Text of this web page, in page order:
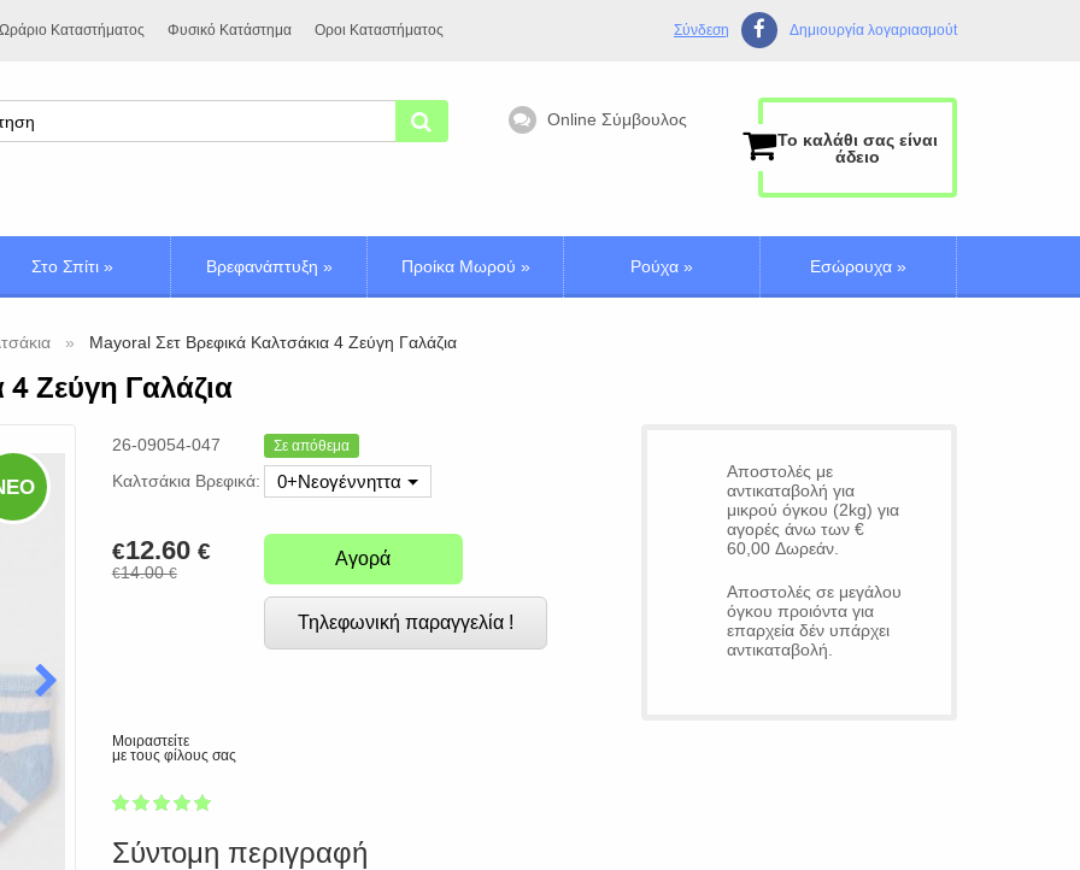
Σύνδεση Δημιουργία λογαριασμούt
Ωράριο Καταστήματος Φυσικό Κατάστημα Οροι Καταστήματος
Online Σύμβουλος
Το καλάθι σας είναι
άδειο
Στο Σπίτι » Βρεφανάπτυξη » Προίκα Μωρού » Ρούχα » Εσώρουχα »
Mayoral Σετ Βρεφικά Καλτσάκια 4 Ζεύγη Γαλάζια
4 Ζεύγη Γαλάζια
26-09054-047 Σε απόθεμα
Καλτσάκια Βρεφικά: 0+Νεογέννηττα
€12.60 €
€14.00€
Αγορά
Τηλεφωνική παραγγελία !
Μοιραστείτε
με τους φίλους σας
1
2
3
4
5
Σύντομη περιγραφή
Αποστολές με
αντικαταβολή για
μικρού όγκου (2kg) για
αγορές άνω των €
60,00 Δωρεάν.
Αποστολές σε μεγάλου
όγκου προιόντα για
επαρχεία δέν υπάρχει
αντικαταβολή.